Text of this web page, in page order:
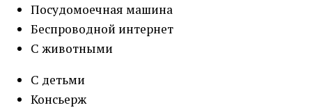
Посудомоечная машина
Беспроводной интернет
С животными
С детьми
Консьерж